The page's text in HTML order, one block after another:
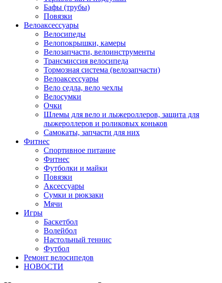
Бафы (трубы)
Повязки
Велоаксессуары
Велосипеды
Велопокрышки, камеры
Велозапчасти, велоинструменты
Трансмиссия велосипеда
Тормозная система (велозапчасти)
Велоаксессуары
Вело седла, вело чехлы
Велосумки
Очки
Шлемы для вело и лыжероллеров, защита для
лыжероллеров и роликовых коньков
Самокаты, запчасти для них
Фитнес
Спортивное питание
Фитнес
Футболки и майки
Повязки
Аксессуары
Сумки и рюкзаки
Мячи
Игры
Баскетбол
Волейбол
Настольный теннис
Футбол
Ремонт велосипедов
НОВОСТИ